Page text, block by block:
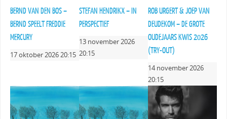
BERND VAN DEN BOS –
BERND SPEELT FREDDIE
MERCURY
17 oktober 2026 20:15
STEFAN HENDRIKX – IN
PERSPECTIEF
13 november 2026
20:15
ROB URGERT & JOEP VAN
DEUDEKOM – DE GROTE
OUDEJAARS KWIS 2026
(TRY-OUT)
14 november 2026
20:15